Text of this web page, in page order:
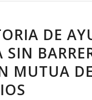
DE
SIN
MUTUA